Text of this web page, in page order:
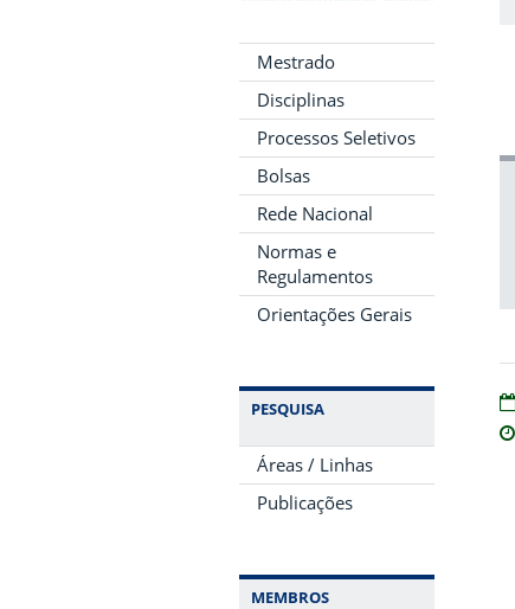
Mestrado
Disciplinas
Processos Seletivos
Bolsas
Rede Nacional
Normas e
Regulamentos
Orientações Gerais
PESQUISA
Áreas / Linhas
Publicações
MEMBROS